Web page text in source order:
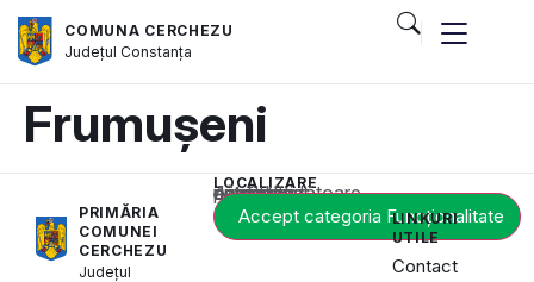
COMUNA CERCHEZU
JudețulConstanța
Frumușeni
PRIMĂRIA
COMUNEI
CERCHEZU
Județul
LOCALIZARE
Acest conținut este blocat până când acceptați categoria corespunzătoare de cookie-uri.
Accept categoria Funcționalitate
LINKURI
UTILE
Contact